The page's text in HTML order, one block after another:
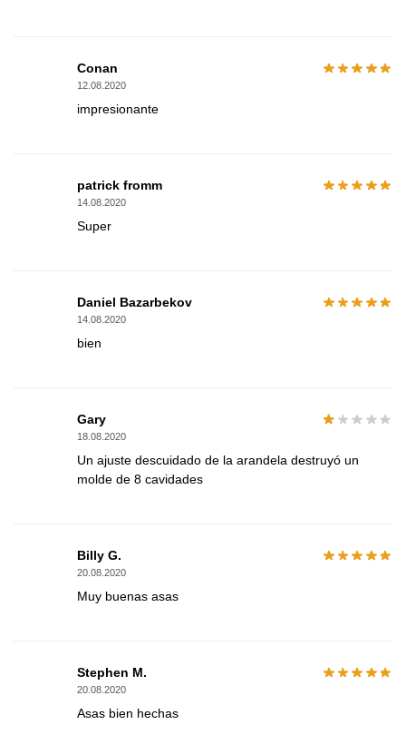
Conan
12.08.2020
impresionante
patrick fromm
14.08.2020
Super
Daniel Bazarbekov
14.08.2020
bien
Gary
18.08.2020
Un ajuste descuidado de la arandela destruyó un
molde de 8 cavidades
Billy G.
20.08.2020
Muy buenas asas
Stephen M.
20.08.2020
Asas bien hechas